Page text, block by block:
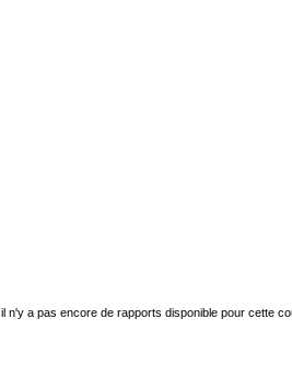
il n'y a pas encore de rapports disponible pour cette